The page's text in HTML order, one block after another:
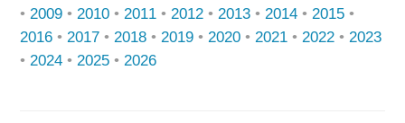
• 2009 • 2010 • 2011 • 2012 • 2013 • 2014 • 2015 •
2016 • 2017 • 2018 • 2019 • 2020 • 2021 • 2022 • 2023
• 2024 • 2025 • 2026